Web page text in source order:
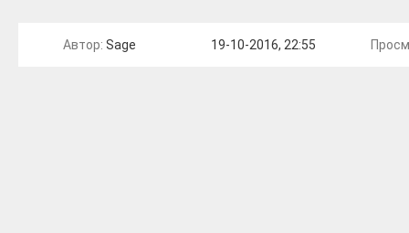
Автор:Sage 19-10-2016, 22:55